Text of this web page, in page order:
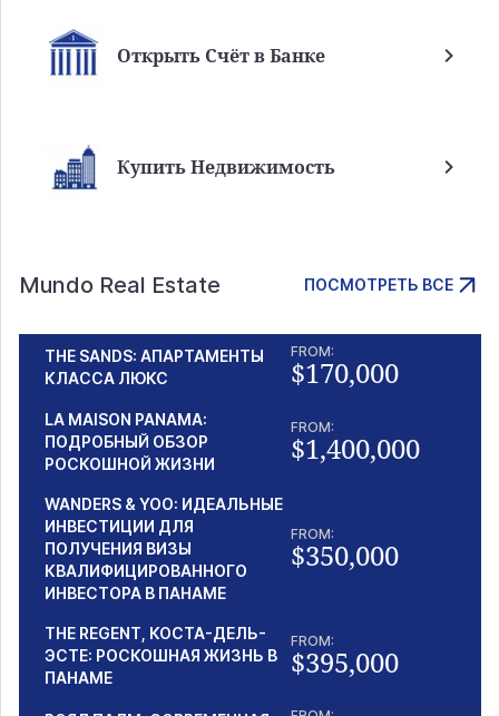
Открыть Счёт в Банке
Купить Недвижимость
Mundo Real Estate ПОСМОТРЕТЬ ВСЕ
THE SANDS: АПАРТАМЕНТЫ
КЛАССА ЛЮКС
FROM:
$170,000
LA MAISON PANAMA:
ПОДРОБНЫЙ ОБЗОР
РОСКОШНОЙ ЖИЗНИ
FROM:
$1,400,000
WANDERS & YOO: ИДЕАЛЬНЫЕ
ИНВЕСТИЦИИ ДЛЯ
ПОЛУЧЕНИЯ ВИЗЫ
КВАЛИФИЦИРОВАННОГО
ИНВЕСТОРА В ПАНАМЕ
FROM:
$350,000
THE REGENT, КОСТА-ДЕЛЬ-
ЭСТЕ: РОСКОШНАЯ ЖИЗНЬ В
ПАНАМЕ
FROM:
$395,000